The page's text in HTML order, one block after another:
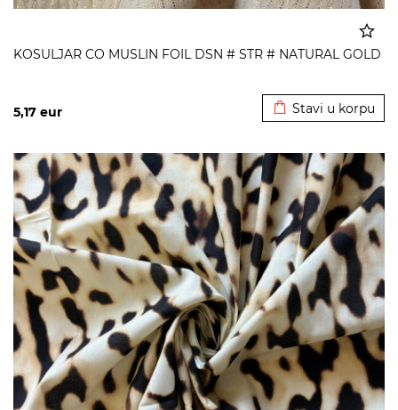
KOSULJAR CO MUSLIN FOIL DSN # STR # NATURAL GOLD
5,17 eur Stavi u korpu